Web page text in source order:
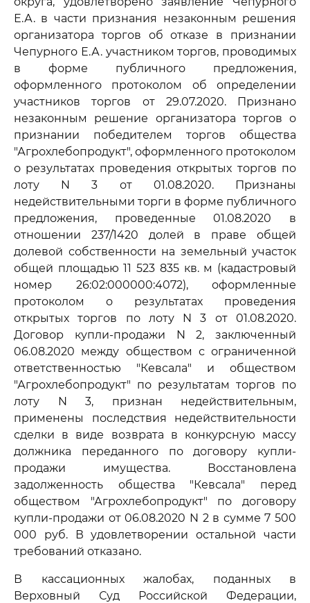
Е.А. в части признания незаконным решения
организатора торгов об отказе в признании
Чепурного Е.А. участником торгов, проводимых
в форме публичного предложения,
оформленного протоколом об определении
участников торгов от 29.07.2020. Признано
незаконным решение организатора торгов о
признании победителем торгов общества
"Агрохлебопродукт", оформленного протоколом
о результатах проведения открытых торгов по
лоту N 3 от 01.08.2020. Признаны
недействительными торги в форме публичного
предложения, проведенные 01.08.2020 в
отношении 237/1420 долей в праве общей
долевой собственности на земельный участок
общей площадью 11 523 835 кв. м (кадастровый
номер 26:02:000000:4072), оформленные
протоколом о результатах проведения
открытых торгов по лоту N 3 от 01.08.2020.
Договор купли-продажи N 2, заключенный
06.08.2020 между обществом с ограниченной
ответственностью "Кевсала" и обществом
"Агрохлебопродукт" по результатам торгов по
лоту N 3, признан недействительным,
применены последствия недействительности
сделки в виде возврата в конкурсную массу
должника переданного по договору купли-
продажи имущества. Восстановлена
задолженность общества "Кевсала" перед
обществом "Агрохлебопродукт" по договору
купли-продажи от 06.08.2020 N 2 в сумме 7 500
000 руб. В удовлетворении остальной части
требований отказано.
В кассационных жалобах, поданных в
Верховный Суд Российской Федерации,